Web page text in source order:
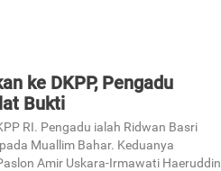
ke DKPP, Pengadu
Bukti
RI. Pengadu ialah Ridwan Basri
Muallim Bahar. Keduanya
Amir Uskara-Irmawati Haeruddin